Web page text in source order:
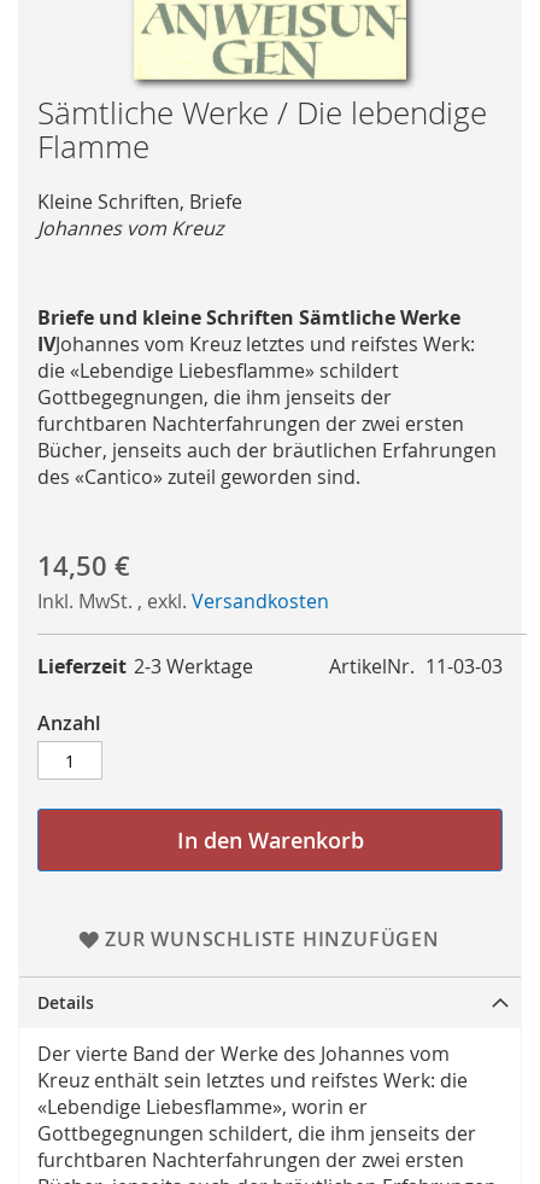
Skip
to
the
of
the
Sämtliche Werke / Die lebendige
Flamme
Kleine Schriften, Briefe
Johannes vom Kreuz
Briefe und kleine Schriften Sämtliche Werke
IVJohannes vom Kreuz letztes und reifstes Werk:
die «Lebendige Liebesflamme» schildert
Gottbegegnungen, die ihm jenseits der
furchtbaren Nachterfahrungen der zwei ersten
Bücher, jenseits auch der bräutlichen Erfahrungen
des «Cantico» zuteil geworden sind.
14,50 €
Inkl. MwSt. , exkl. Versandkosten
ArtikelNr. 11-03-03
Lieferzeit 2-3 Werktage
Anzahl
In den Warenkorb
ZUR WUNSCHLISTE HINZUFÜGEN
Details
Der vierte Band der Werke des Johannes vom
Kreuz enthält sein letztes und reifstes Werk: die
«Lebendige Liebesflamme», worin er
Gottbegegnungen schildert, die ihm jenseits der
furchtbaren Nachterfahrungen der zwei ersten